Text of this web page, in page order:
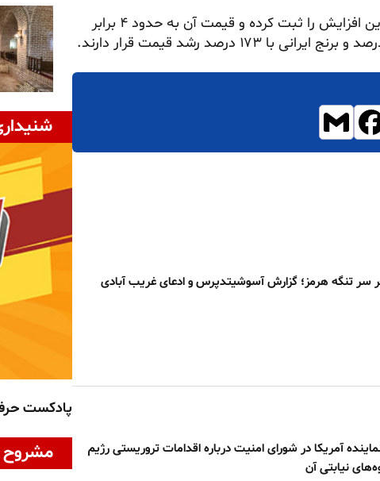
در میان این کالاها، روغن مایع با تورم ۳۰۸ درصدی بیشترین افزایش را ثبت کرده و قیمت آن به حدود ۴ برابر
سر تنگه هرمز؛ گزارش آسوشیتدپرس و ادعای غریب آبادی
آمریکا در شورای امنیت درباره اقدامات تروریستی رژیم
نیابتی آن
پادکست
مشروح